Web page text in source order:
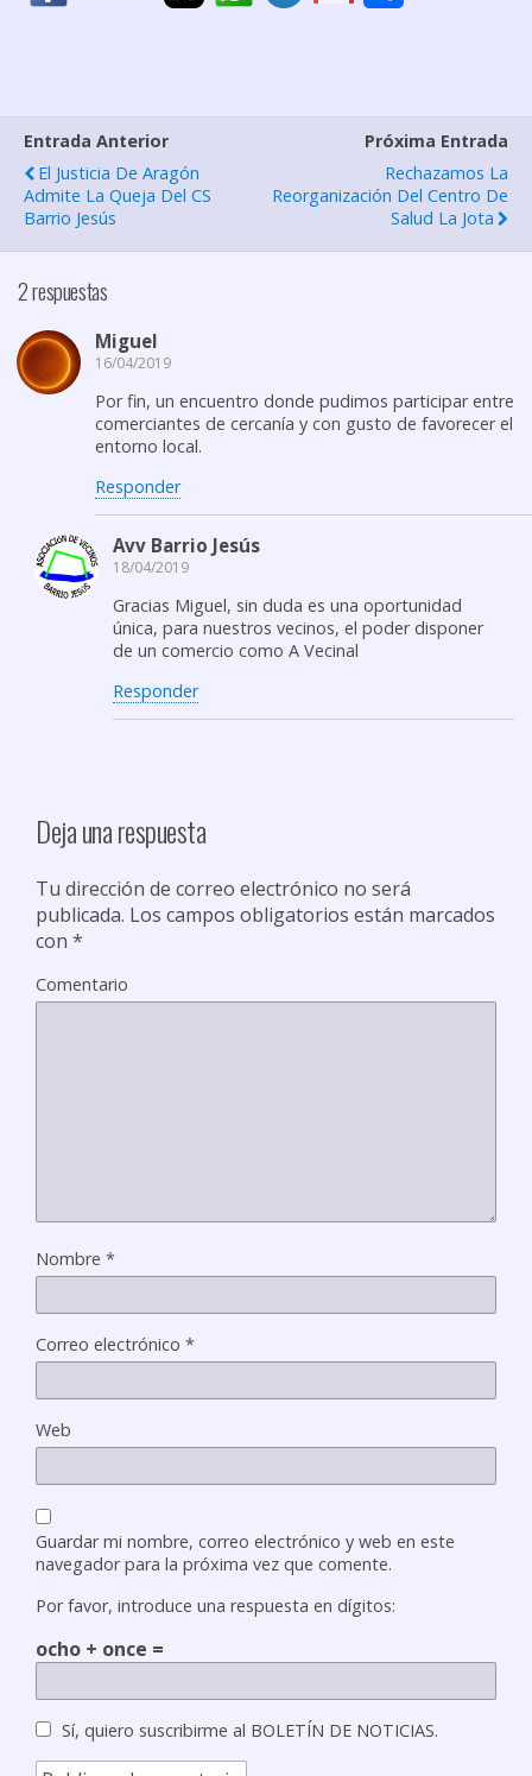
a
r
t
Entrada Anterior
El Justicia De Aragón
Admite La Queja Del CS
Barrio Jesús
Próxima Entrada
Rechazamos La
Reorganización Del Centro De
Salud La Jota
2 respuestas
Miguel
16/04/2019
Por fin, un encuentro donde pudimos participar entre
comerciantes de cercanía y con gusto de favorecer el
entorno local.
Responder
Avv Barrio Jesús
18/04/2019
Gracias Miguel, sin duda es una oportunidad
única, para nuestros vecinos, el poder disponer
de un comercio como A Vecinal
Responder
Deja una respuesta
Tu dirección de correo electrónico no será
publicada. Los campos obligatorios están marcados
con *
Comentario
Nombre *
Correo electrónico *
Web
Guardar mi nombre, correo electrónico y web en este
navegador para la próxima vez que comente.
Por favor, introduce una respuesta en dígitos:
ocho + once =
Sí, quiero suscribirme al BOLETÍN DE NOTICIAS.